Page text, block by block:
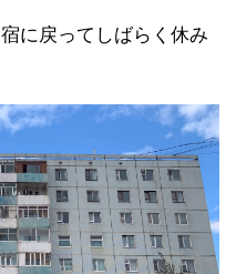
に戻ってしばらく休み